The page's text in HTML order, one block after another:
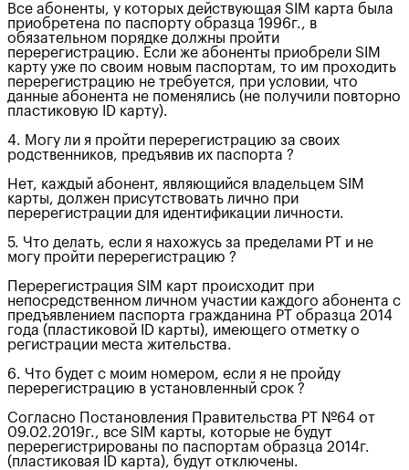
Все абоненты, у которых действующая SIM карта была
приобретена по паспорту образца 1996г., в
обязательном порядке должны пройти
перерегистрацию. Если же абоненты приобрели SIM
карту уже по своим новым паспортам, то им проходить
перерегистрацию не требуется, при условии, что
данные абонента не поменялись (не получили повторно
пластиковую ID карту).
4. Могу ли я пройти перерегистрацию за своих
родственников, предъявив их паспорта ?
Нет, каждый абонент, являющийся владельцем SIM
карты, должен присутствовать лично при
перерегистрации для идентификации личности.
5. Что делать, если я нахожусь за пределами РТ и не
могу пройти перерегистрацию ?
Перерегистрация SIM карт происходит при
непосредственном личном участии каждого абонента с
предъявлением паспорта гражданина РТ образца 2014
года (пластиковой ID карты), имеющего отметку о
регистрации места жительства.
6. Что будет с моим номером, если я не пройду
перерегистрацию в установленный срок ?
Согласно Постановления Правительства РТ №64 от
09.02.2019г., все SIM карты, которые не будут
перерегистрированы по паспортам образца 2014г.
(пластиковая ID карта), будут отключены.